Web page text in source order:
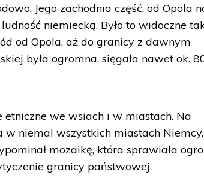
Jego zachodnia część, od Opola
niemiecką. Było to widoczne
od Opola, aż do granicy z dawnym
była ogromna, sięgała nawet ok.
etniczne we wsiach i w miastach. Na
niemal wszystkich miastach Niemcy.
mozaikę, która sprawiała
granicy państwowej.